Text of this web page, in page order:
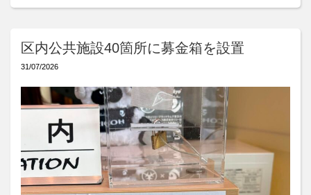
区内公共施設40箇所に募金箱を設置
31/07/2026